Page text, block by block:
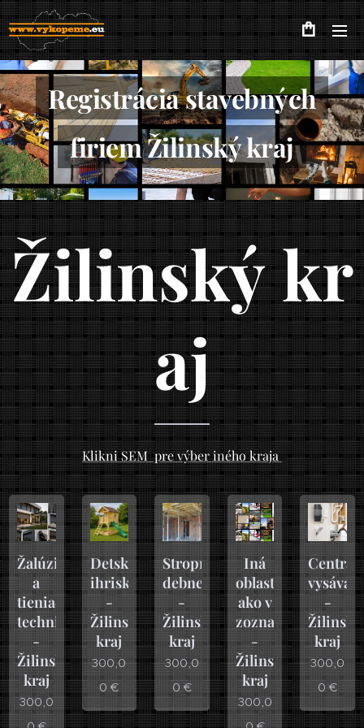
Registrácia stavebných
firiem Žilinský kraj
Žilinskýkr
aj
Klikni SEM pre výber iného kraja
Žalúzie
a
tieniaca
technika
-
Žilinský
kraj
300,0
Detské
ihriská
-
Žilinský
kraj
300,0
0€
Stropné
debnenie
-
Žilinský
kraj
300,0
0€
Iná
oblasť
ako v
zozname
-
Žilinský
kraj
300,0
-
Žilinský
kraj
300,0
0 €